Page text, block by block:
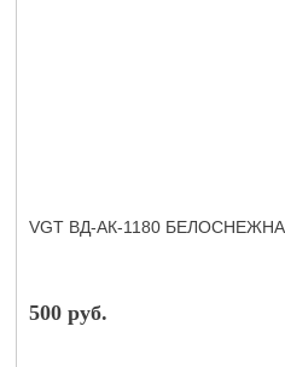
VGT ВД-АК-1180 БЕЛОСНЕЖНАЯ
500 руб.